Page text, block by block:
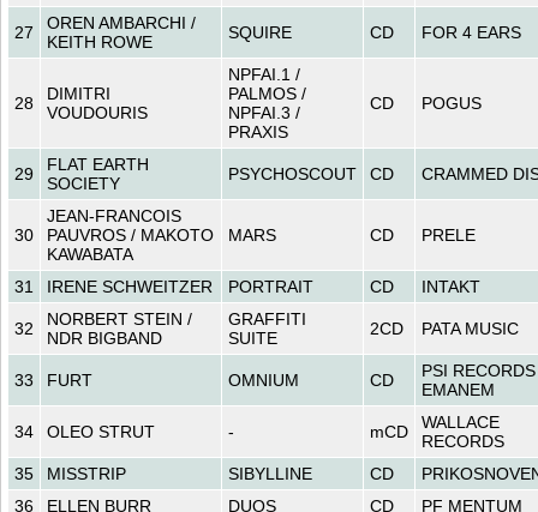
27
OREN AMBARCHI /
KEITH ROWE
SQUIRE CD FOR 4 EARS
28
DIMITRI
VOUDOURIS
NPFAI.1 /
PALMOS /
NPFAI.3 /
PRAXIS
CD POGUS
29
FLAT EARTH
SOCIETY
PSYCHOSCOUT CD CRAMMED
30
JEAN-FRANCOIS
PAUVROS / MAKOTO
KAWABATA
MARS CD PRELE
31 IRENE SCHWEITZER PORTRAIT CD INTAKT
32
NORBERT STEIN /
NDR BIGBAND
GRAFFITI
SUITE
2CD PATA MUSIC
33 FURT OMNIUM CD
PSI
EMANEM
34 OLEO STRUT - mCD
WALLACE
RECORDS
35
MISSTRIP SIBYLLINE CD
36
ELLEN BURR DUOS CD PF MENTUM